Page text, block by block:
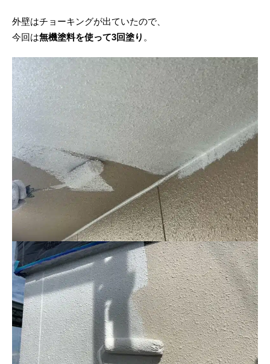
外壁はチョーキングが出ていたので、
今回は無機塗料を使って3回塗り 。